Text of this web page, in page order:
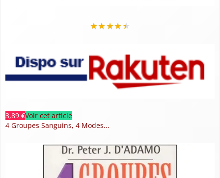
★★★★★
3,89 €Voir cet article
4 Groupes Sanguins, 4 Modes...